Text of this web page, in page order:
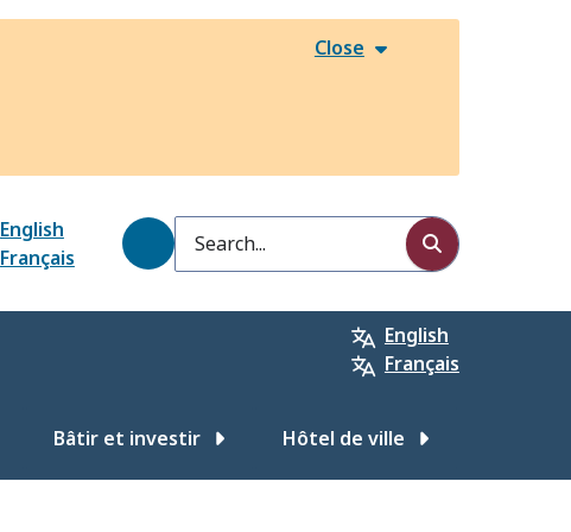
Close
English
Français
Search
English
Français
Bâtir et investir Hôtel de ville